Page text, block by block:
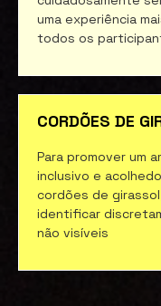
uma experiência
todos os
CORDÕES DE
Para promover um
inclusivo e
cordões de
identificar
não visíveis